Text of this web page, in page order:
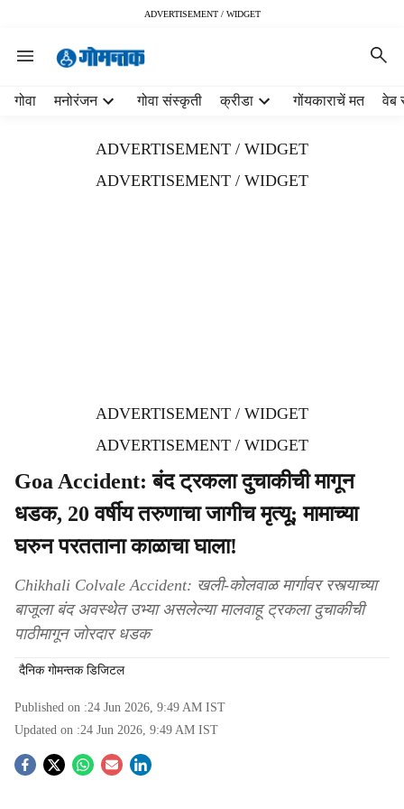
ADVERTISEMENT / WIDGET
गोवा मनोरंजन गोवा संस्कृती क्रीडा गोंयकाराचें मत वेब
ADVERTISEMENT / WIDGET
ADVERTISEMENT / WIDGET
ADVERTISEMENT / WIDGET
ADVERTISEMENT / WIDGET
Goa Accident: बंद ट्रकला दुचाकीची मागून
धडक, 20 वर्षीय तरुणाचा जागीच मृत्यू; मामाच्या
घरुन परतताना काळाचा घाला!
Chikhali Colvale Accident: खली-कोलवाळ मार्गावर रस्त्याच्या
बाजूला बंद अवस्थेत उभ्या असलेल्या मालवाहू ट्रकला दुचाकीची
पाठीमागून जोरदार धडक
दैनिक गोमन्तक डिजिटल
Published on :24 Jun 2026, 9:49 AM IST
Updated on :24 Jun 2026, 9:49 AM IST
S